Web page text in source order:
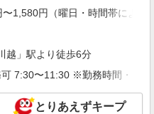
詳細を見る
トの店内スタッフ
■鮮魚 時給1,330円〜1,580円
よる） 時給1330円〜 18時以
〜1,580円（曜日・時間帯によ
越」駅より徒歩6分
7:30〜11:30 ※勤務時間・日
とりあえずキープ